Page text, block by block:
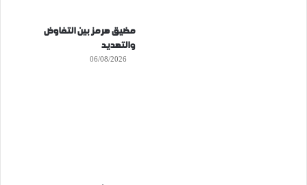
مضيق هرمز بين التفاوض
والتهديد
06/08/2026